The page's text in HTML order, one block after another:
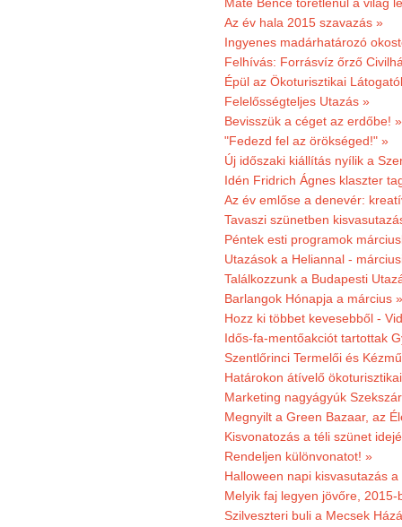
Az év hala 2015 szavazás »
Ingyenes madárhatározó
Felhívás: Forrásvíz őrző
Épül az Ökoturisztikai
Felelősségteljes Utazás »
Bevisszük a céget az erdőbe! »
"Fedezd fel az örökséged!" »
Új időszaki kiállítás nyílik a
Idén Fridrich Ágnes klaszter
Az év emlőse a denevér:
Tavaszi szünetben
Péntek esti programok
Utazások a Heliannal -
Találkozzunk a Budapesti
Barlangok Hónapja a március »
Hozz ki többet kevesebből -
Idős-fa-mentőakciót tartottak
Szentlőrinci Termelői és
Határokon átívelő
Marketing nagyágyúk
Megnyilt a Green Bazaar, az
Kisvonatozás a téli szünet
Rendeljen különvonatot! »
Halloween napi kisvasutazás
Melyik faj legyen jövőre,
Szilveszteri buli a Mecsek